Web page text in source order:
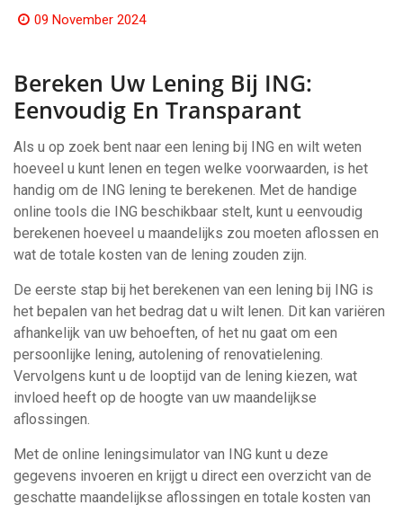
09 November 2024
Bereken Uw Lening Bij ING:
Eenvoudig En Transparant
Als u op zoek bent naar een lening bij ING en wilt weten
hoeveel u kunt lenen en tegen welke voorwaarden, is het
handig om de ING lening te berekenen. Met de handige
online tools die ING beschikbaar stelt, kunt u eenvoudig
berekenen hoeveel u maandelijks zou moeten aflossen en
wat de totale kosten van de lening zouden zijn.
De eerste stap bij het berekenen van een lening bij ING is
het bepalen van het bedrag dat u wilt lenen. Dit kan variëren
afhankelijk van uw behoeften, of het nu gaat om een
persoonlijke lening, autolening of renovatielening.
Vervolgens kunt u de looptijd van de lening kiezen, wat
invloed heeft op de hoogte van uw maandelijkse
aflossingen.
Met de online leningsimulator van ING kunt u deze
gegevens invoeren en krijgt u direct een overzicht van de
geschatte maandelijkse aflossingen en totale kosten van